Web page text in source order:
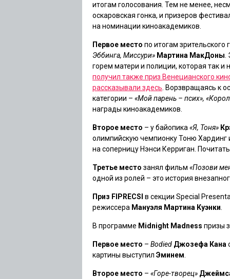
итогам голосования. Тем не менее,
оскаровская гонка, и призеров
на номинации киноакадемиков.
Первое место по итогам
Эббинга, Миссури» Мартина МакДоны
горем матери и полиции, которая так
получил также приз Венецианского
рассказывали здесь . Ворзвращаясь к
категории – «Мой парень – псих»,
награды киноакадемиков.
Второе место – у байопика «Я, Тоня»
олимпийскую чемпионку Тоню Хардинг
на соперницу Нэнси Керриган.
Третье место занял фильм «Позови
одной из ролей – это история
Приз FIPRECSI в секции Special
режиссера Мануэля Мартина Куэнки
В программе Midnight Madness призы
Первое место – Bodied Джозефа Кана
картины выступил Эминем
Второе место – «Горе-творец»